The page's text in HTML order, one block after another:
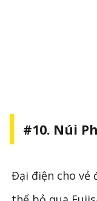
#10. Núi
Đại điện cho vẻ